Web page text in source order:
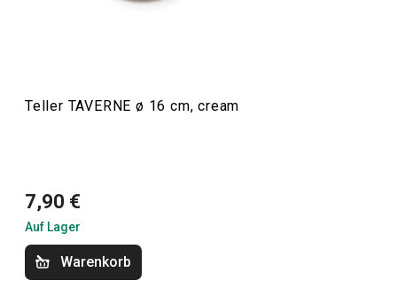
Teller TAVERNE ø 16 cm, cream
7,90 €
Auf Lager
Warenkorb